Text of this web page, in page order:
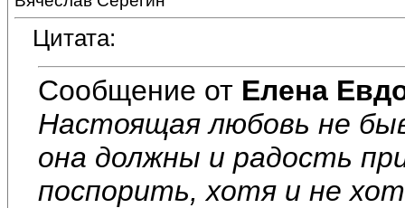
Цитата:
Сообщение от Елена
Настоящая любовь не
она должны и радость
поспорить, хотя и не